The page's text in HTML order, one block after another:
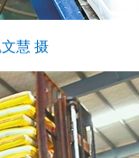
慧 摄